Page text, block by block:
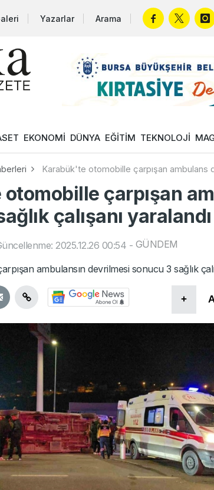
Yazarlar Arama
EKONOMİ DÜNYA EĞİTİM TEKNOLOJİ
Karabük'te otomobille çarpışan ambulans
çarpışan
çalışanı yaralandı
2025.12.26 00:54 - GÜNDEM
ambulansın devrilmesi sonucu 3 sağlık
+